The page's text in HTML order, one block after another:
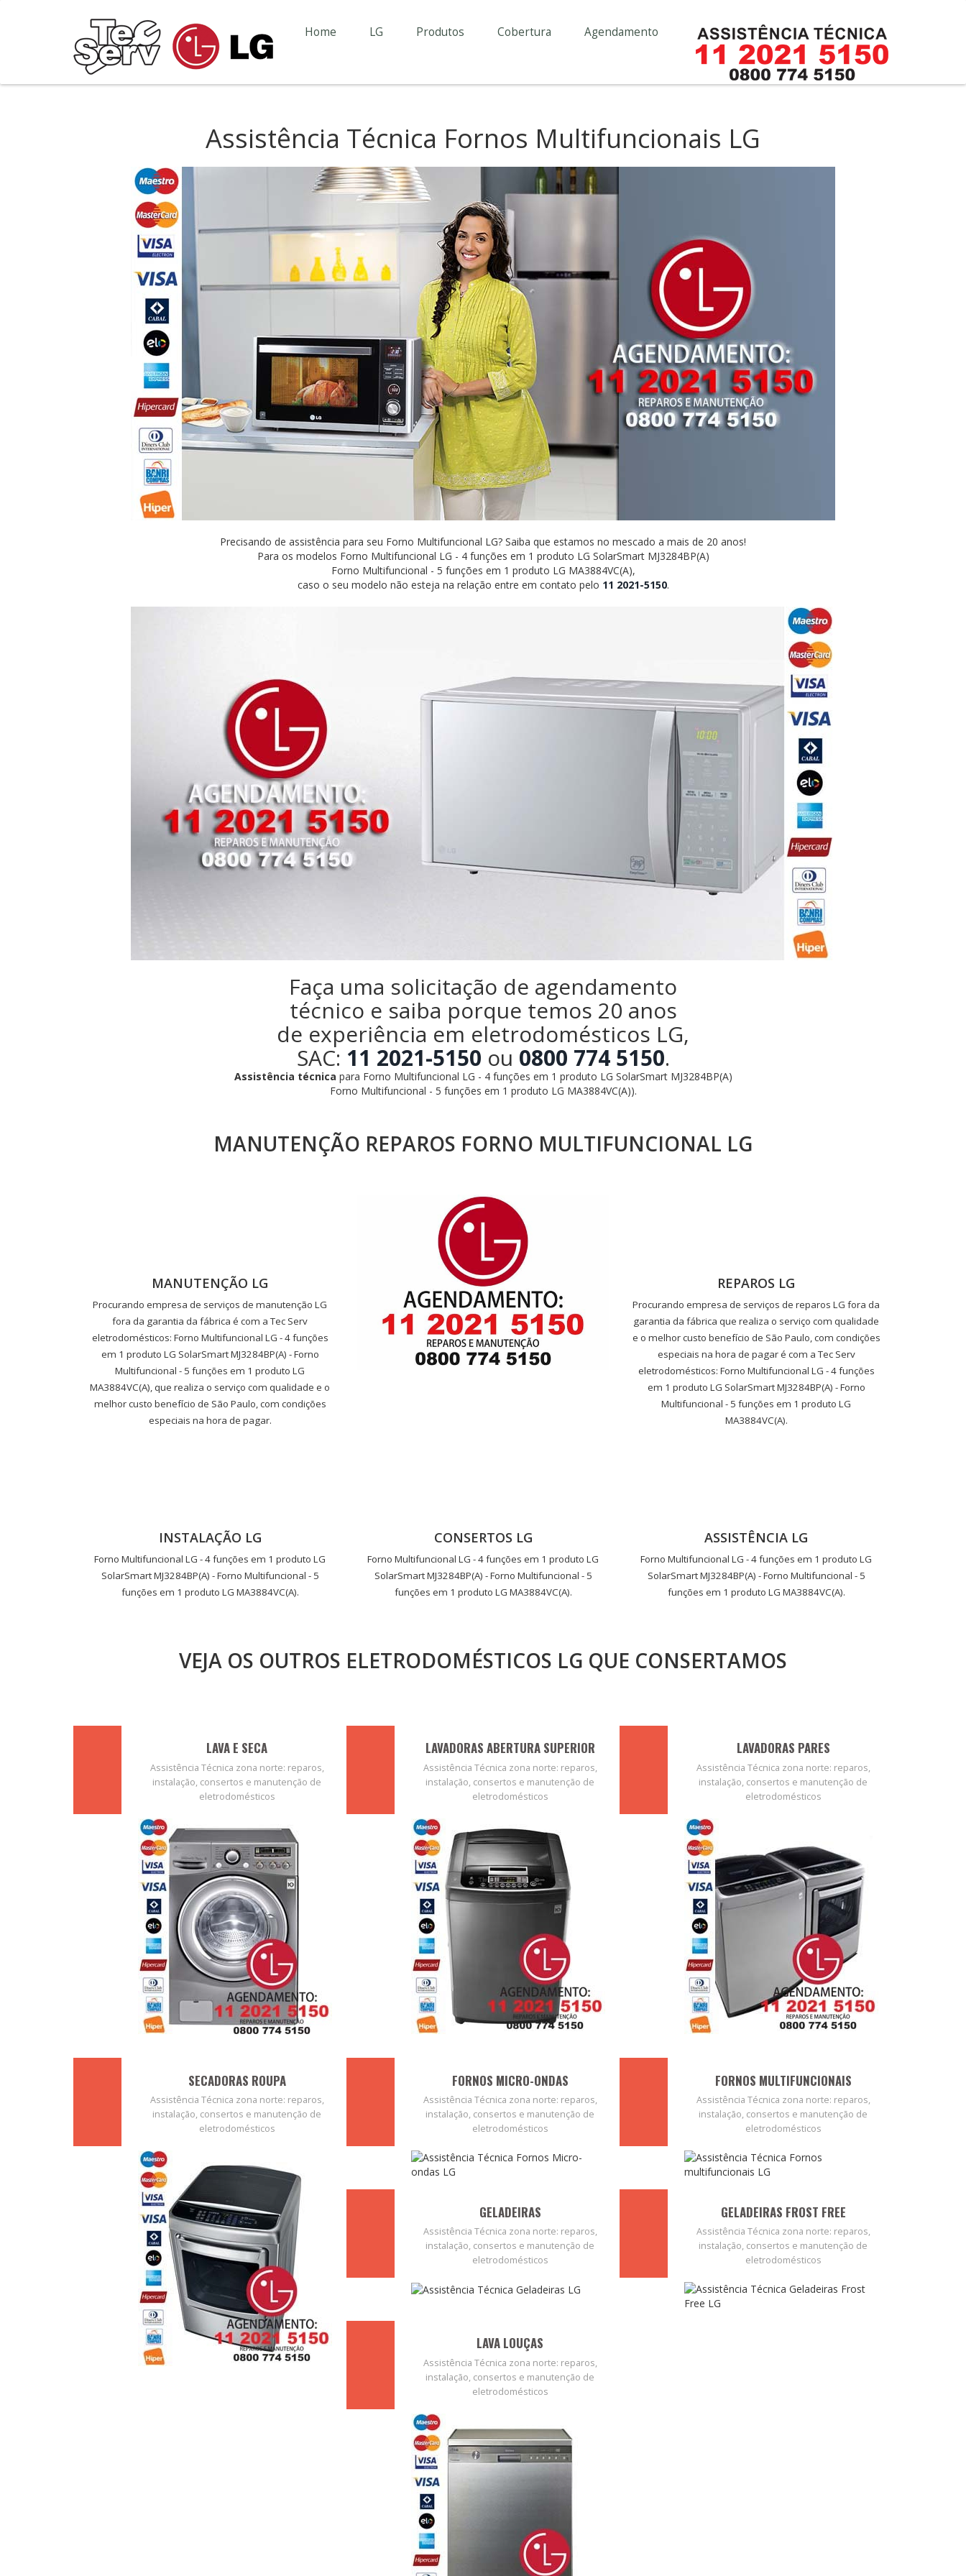
Home LG Produtos Cobertura Agendamento
Assistência Técnica Fornos Multifuncionais LG
Precisando de assistência para seu Forno Multifuncional LG? Saiba que estamos no mescado a mais de 20 anos!
Para os modelos Forno Multifuncional LG - 4 funções em 1 produto LG SolarSmart MJ3284BP(A)
Forno Multifuncional - 5 funções em 1 produto LG MA3884VC(A),
caso o seu modelo não esteja na relação entre em contato pelo 11 2021-5150.
Faça uma solicitação de agendamento
técnico e saiba porque temos 20 anos
de experiência em eletrodomésticos LG,
SAC: 11 2021-5150 ou 0800 774 5150.
Assistência técnica para Forno Multifuncional LG - 4 funções em 1 produto LG SolarSmart MJ3284BP(A)
Forno Multifuncional - 5 funções em 1 produto LG MA3884VC(A)).
MANUTENÇÃO REPAROS FORNO MULTIFUNCIONAL LG
MANUTENÇÃO LG
Procurando empresa de serviços de manutenção LG
fora da garantia da fábrica é com a Tec Serv
eletrodomésticos: Forno Multifuncional LG - 4 funções
em 1 produto LG SolarSmart MJ3284BP(A) - Forno
Multifuncional - 5 funções em 1 produto LG
MA3884VC(A), que realiza o serviço com qualidade e o
melhor custo benefício de São Paulo, com condições
especiais na hora de pagar.
REPAROS LG
Procurando empresa de serviços de reparos LG fora da
garantia da fábrica que realiza o serviço com qualidade
e o melhor custo benefício de São Paulo, com condições
especiais na hora de pagar é com a Tec Serv
eletrodomésticos: Forno Multifuncional LG - 4 funções
em 1 produto LG SolarSmart MJ3284BP(A) - Forno
Multifuncional - 5 funções em 1 produto LG
MA3884VC(A).
INSTALAÇÃO LG
Forno Multifuncional LG - 4 funções em 1 produto LG
SolarSmart MJ3284BP(A) - Forno Multifuncional - 5
funções em 1 produto LG MA3884VC(A).
CONSERTOS LG
Forno Multifuncional LG - 4 funções em 1 produto LG
SolarSmart MJ3284BP(A) - Forno Multifuncional - 5
funções em 1 produto LG MA3884VC(A).
ASSISTÊNCIA LG
Forno Multifuncional LG - 4 funções em 1 produto LG
SolarSmart MJ3284BP(A) - Forno Multifuncional - 5
funções em 1 produto LG MA3884VC(A).
VEJA OS OUTROS ELETRODOMÉSTICOS LG QUE CONSERTAMOS
LAVA E SECA
Assistência Técnica zona norte: reparos,
instalação, consertos e manutenção de
eletrodomésticos
LAVADORAS ABERTURA SUPERIOR
Assistência Técnica zona norte: reparos,
instalação, consertos e manutenção de
eletrodomésticos
LAVADORAS PARES
Assistência Técnica zona norte: reparos,
instalação, consertos e manutenção de
eletrodomésticos
SECADORAS ROUPA
Assistência Técnica zona norte: reparos,
instalação, consertos e manutenção de
eletrodomésticos
FORNOS MICRO-ONDAS
Assistência Técnica zona norte: reparos,
instalação, consertos e manutenção de
eletrodomésticos
FORNOS MULTIFUNCIONAIS
Assistência Técnica zona norte: reparos,
instalação, consertos e manutenção de
eletrodomésticos
GELADEIRAS
Assistência Técnica zona norte: reparos,
instalação, consertos e manutenção de
eletrodomésticos
GELADEIRAS FROST FREE
Assistência Técnica zona norte: reparos,
instalação, consertos e manutenção de
eletrodomésticos
LAVA LOUÇAS
Assistência Técnica zona norte: reparos,
instalação, consertos e manutenção de
eletrodomésticos